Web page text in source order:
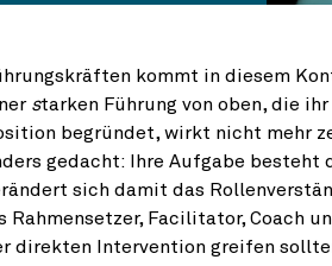
kommt in diesem
starken Führung von oben, die
begründet, wirkt nicht mehr
gedacht: Ihre Aufgabe besteht
sich damit das
Rahmensetzer, Facilitator, Coach
direkten Intervention greifen